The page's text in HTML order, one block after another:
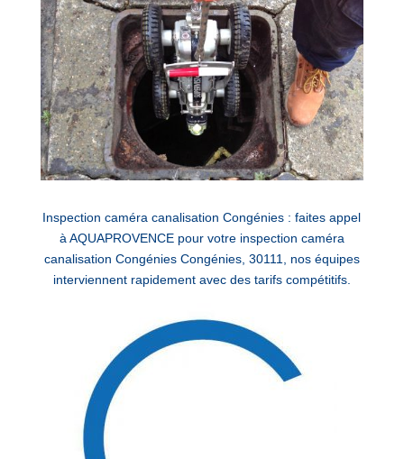
Inspection caméra canalisation Congénies : faites appel
à AQUAPROVENCE pour votre inspection caméra
canalisation Congénies Congénies, 30111, nos équipes
interviennent rapidement avec des tarifs compétitifs.